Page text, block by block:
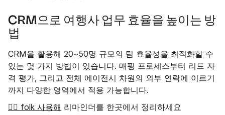
CRM으로 여행사 업무 효율을 높이는 방
법
CRM을 활용해 20~50명 규모의 팀 효율성을 최적화할 수
있는 몇 가지 방법이 있습니다. 매핑 프로세스부터 리드 자
격 평가, 그리고 전체 에이전시 차원의 외부 연락에 이르기
까지 다양한 영역에서 적용 가능합니다.
👉🏼 folk 사용해 리마인더를 한곳에서 정리하세요